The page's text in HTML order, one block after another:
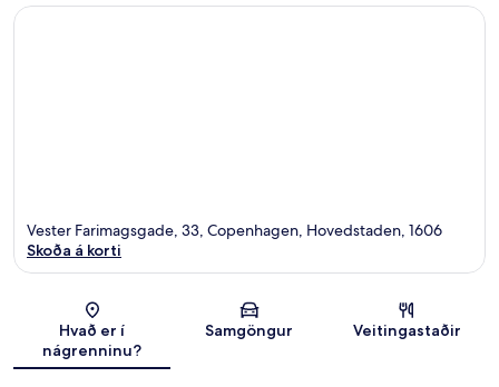
Kort
Vester Farimagsgade, 33, Copenhagen, Hovedstaden, 1606
Skoða á korti
Hvað er í
nágrenninu?
Samgöngur Veitingastaðir